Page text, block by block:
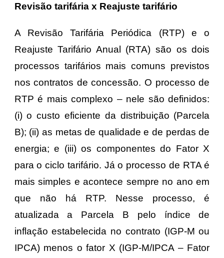
Revisão tarifária x Reajuste tarifário
A Revisão Tarifária Periódica (RTP) e o
Reajuste Tarifário Anual (RTA) são os dois
processos tarifários mais comuns previstos
nos contratos de concessão. O processo de
RTP é mais complexo – nele são definidos:
(i) o custo eficiente da distribuição (Parcela
B); (ii) as metas de qualidade e de perdas de
energia; e (iii) os componentes do Fator X
para o ciclo tarifário. Já o processo de RTA é
mais simples e acontece sempre no ano em
que não há RTP. Nesse processo, é
atualizada a Parcela B pelo índice de
inflação estabelecida no contrato (IGP-M ou
IPCA) menos o fator X (IGP-M/IPCA – Fator